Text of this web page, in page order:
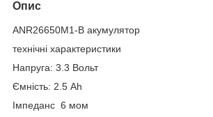
Опис
ANR26650M1-B акумулятор
технічні характеристики
Напруга: 3.3 Вольт
Ємність: 2.5 Ah
Імпеданс 6 мом